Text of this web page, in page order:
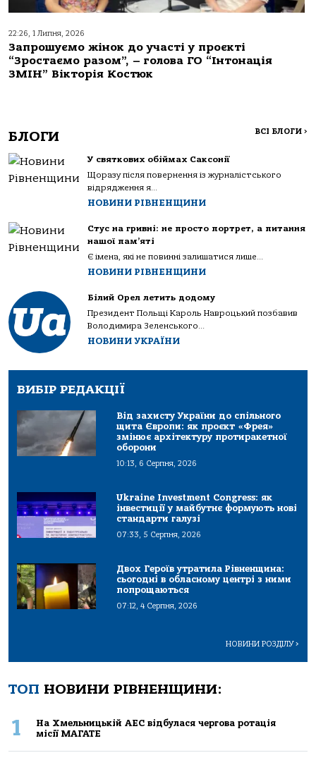
22:26, 1 Липня, 2026
Запрошуємо жінок до участі у проєкті
“Зростаємо разом”, – голова ГО “Інтонація
ЗМІН” Вікторія Костюк
БЛОГИ ВСІ БЛОГИ >
У святкових обіймах Саксонії
Щоразу після повернення із журналістського
відрядження я...
НОВИНИ РІВНЕНЩИНИ
Стус на гривні: не просто портрет, а питання
нашої пам’яті
Є імена, які не повинні залишатися лише...
НОВИНИ РІВНЕНЩИНИ
Білий Орел летить додому
Президент Польщі Кароль Навроцький позбавив
Володимира Зеленського...
НОВИНИ УКРАЇНИ
ВИБІР РЕДАКЦІЇ
Від захисту України до спільного
щита Європи: як проєкт «Фрея»
змінює архітектуру протиракетної
оборони
10:13, 6 Серпня, 2026
Ukraine Investment Congress: як
інвестиції у майбутнє формують нові
стандарти галузі
07:33, 5 Серпня, 2026
Двох Героїв утратила Рівненщина:
сьогодні в обласному центрі з ними
попрощаються
07:12, 4 Серпня, 2026
НОВИНИ РОЗДІЛУ>
ТОП НОВИНИ РІВНЕНЩИНИ:
1
На Хмельницькій АЕС відбулася чергова ротація
місії МАГАТЕ